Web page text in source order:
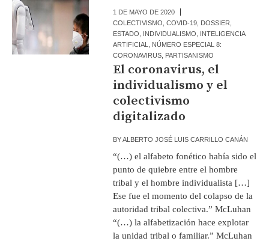
1 DE MAYO DE 2020
COLECTIVISMO ,COVID-19 DOSSIER
ESTADO
INDIVIDUALISMO
INTELIGENCIA
ARTIFICIAL
NÚMERO ESPECIAL 8:
CORONAVIRUS PARTISANISMO
El coronavirus, el
individualismo y el
colectivismo
digitalizado
BYALBERTO JOSÉ LUIS CARRILLO CANÁN
“(…) el alfabeto fonético había sido el
punto de quiebre entre el hombre
tribal y el hombre individualista […]
Ese fue el momento del colapso de la
autoridad tribal colectiva.” McLuhan
“(…) la alfabetización hace explotar
la unidad tribal o familiar.” McLuhan